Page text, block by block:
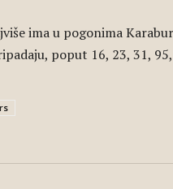
ima u pogonima
poput 16, 23, 31,